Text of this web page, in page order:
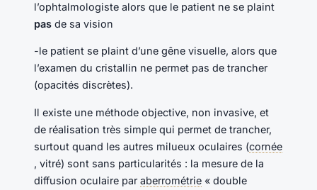
l’ophtalmologiste alors que le patient ne se plaint
pas de sa vision
-le patient se plaint d’une gêne visuelle, alors que
l’examen du cristallin ne permet pas de trancher
(opacités discrètes).
Il existe une méthode objective, non invasive, et
de réalisation très simple qui permet de trancher,
surtout quand les autres milueux oculaires (cornée
, vitré) sont sans particularités : la mesure de la
diffusion oculaire paraberrométrie « double